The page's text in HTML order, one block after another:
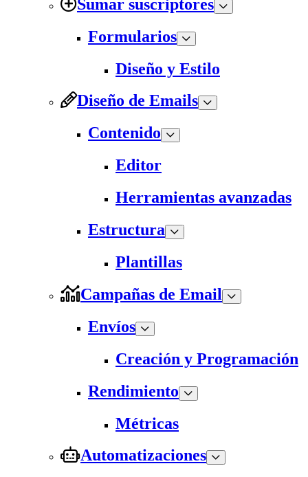
Sumar suscriptores
Formularios
Diseño y Estilo
Diseño de Emails
Contenido
Editor
Herramientas avanzadas
Estructura
Plantillas
Campañas de Email
Envíos
Creación y Programación
Rendimiento
Métricas
Automatizaciones